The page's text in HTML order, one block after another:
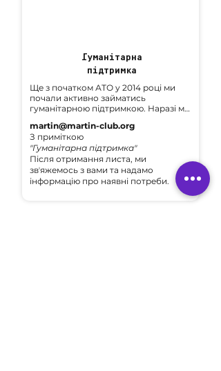
Гуманітарна
підтримка
Ще з початком АТО у 2014 році ми
почали активно займатись
гуманітарною підтримкою. Наразі ми
роботи. Потреби різні. Умови такої
підтримки - речі повинні бути нові,
їжа мати запас строку придатності.
martin@martin-club.org
З приміткою
"Гуманітарна підтримка"
Після отримання листа, ми
звʼяжемось з вами та надамо
інформацію про наявні потреби.